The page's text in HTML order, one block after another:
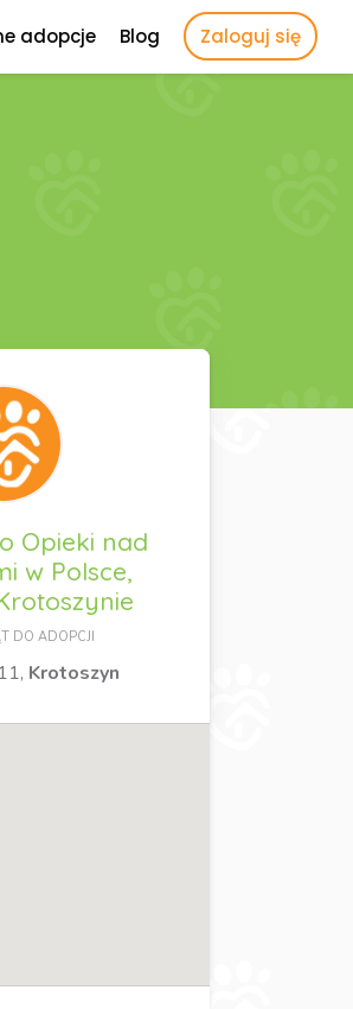
adopcje Blog Zaloguj się
Opieki nad
w Polsce,
DO ADOPCJI
Krotoszyn